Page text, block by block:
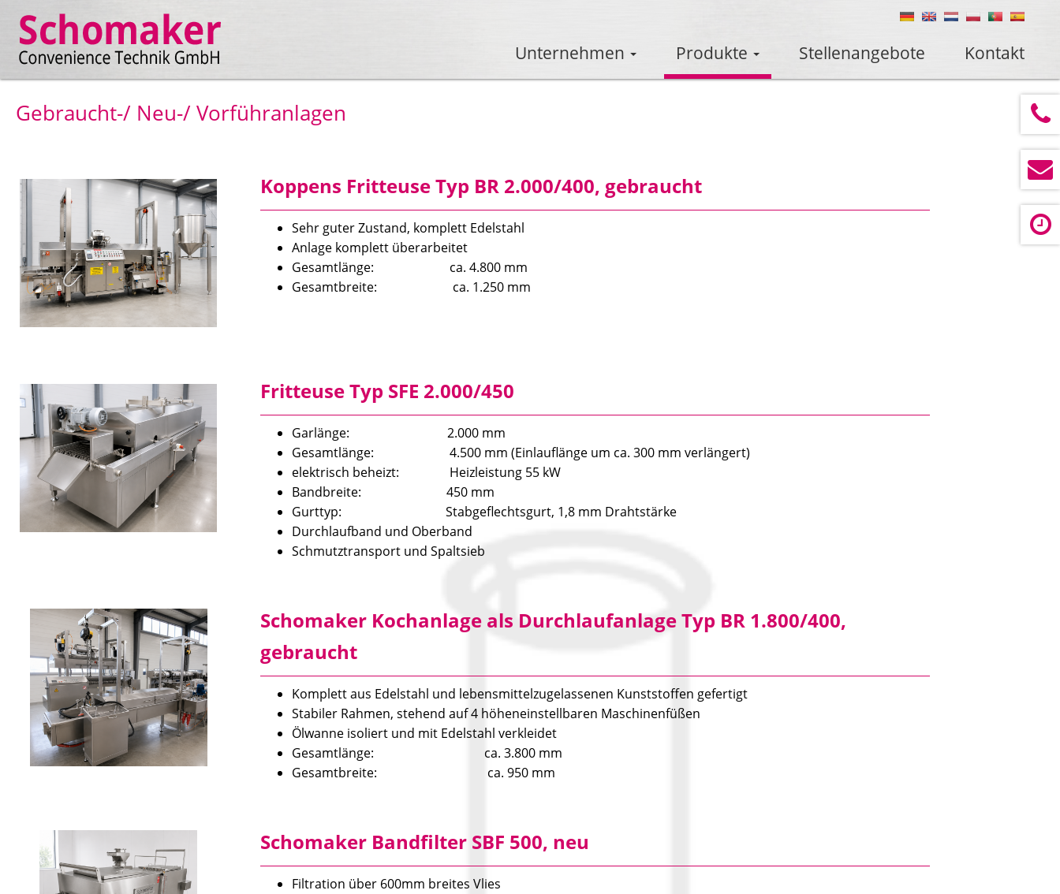
Unternehmen Produkte Stellenangebote Kontakt
Gebraucht-/ Neu-/ Vorführanlagen
Koppens Fritteuse Typ BR 2.000/400, gebraucht
Sehr guter Zustand, komplett Edelstahl
Anlage komplett überarbeitet
Gesamtlänge: ca. 4.800 mm
Gesamtbreite: ca. 1.250 mm
Fritteuse Typ SFE 2.000/450
Garlänge: 2.000 mm
Gesamtlänge: 4.500 mm (Einlauflänge um ca. 300 mm verlängert)
elektrisch beheizt: Heizleistung 55 kW
Bandbreite: 450 mm
Gurttyp: Stabgeflechtsgurt, 1,8 mm Drahtstärke
Durchlaufband und Oberband
Schmutztransport und Spaltsieb
Schomaker Kochanlage als Durchlaufanlage Typ BR 1.800/400,
gebraucht
Komplett aus Edelstahl und lebensmittelzugelassenen Kunststoffen gefertigt
Stabiler Rahmen, stehend auf 4 höheneinstellbaren Maschinenfüßen
Ölwanne isoliert und mit Edelstahl verkleidet
Gesamtlänge: ca. 3.800 mm
Gesamtbreite: ca. 950 mm
Schomaker Bandfilter SBF 500, neu
Filtration über 600mm breites Vlies